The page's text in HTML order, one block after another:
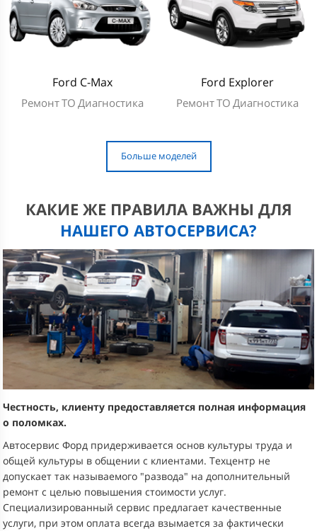
Ford C-Max
РемонтТО Диагностика
Ford Explorer
РемонтТО Диагностика
Больше моделей
КАКИЕ ЖЕ ПРАВИЛА ВАЖНЫ ДЛЯ
НАШЕГО АВТОСЕРВИСА?
Честность, клиенту предоставляется полная информация
о поломках.
Автосервис Форд придерживается основ культуры труда и
общей культуры в общении с клиентами. Техцентр не
допускает так называемого "развода" на дополнительный
ремонт с целью повышения стоимости услуг.
Специализированный сервис предлагает качественные
услуги, при этом оплата всегда взымается за фактически